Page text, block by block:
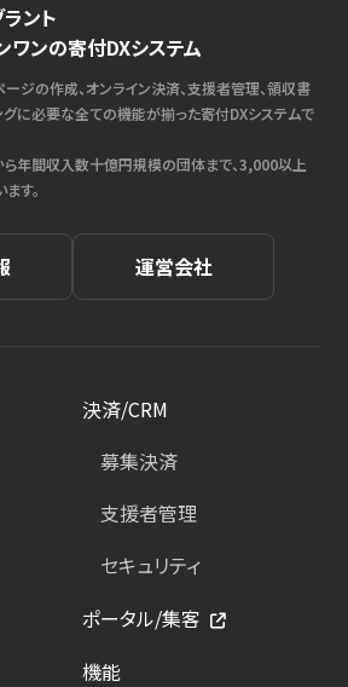
ント
ワンの寄付DXシステム
ージの作成、オンライン決済、支援者管理、領収書
グに必要な全ての機能が揃った寄付DXシステムで
年間収入数十億円規模の団体まで、3,000以上
す。
運営会社
決済/CRM
募集決済
支援者管理
セキュリティ
ポータル/集客
機能